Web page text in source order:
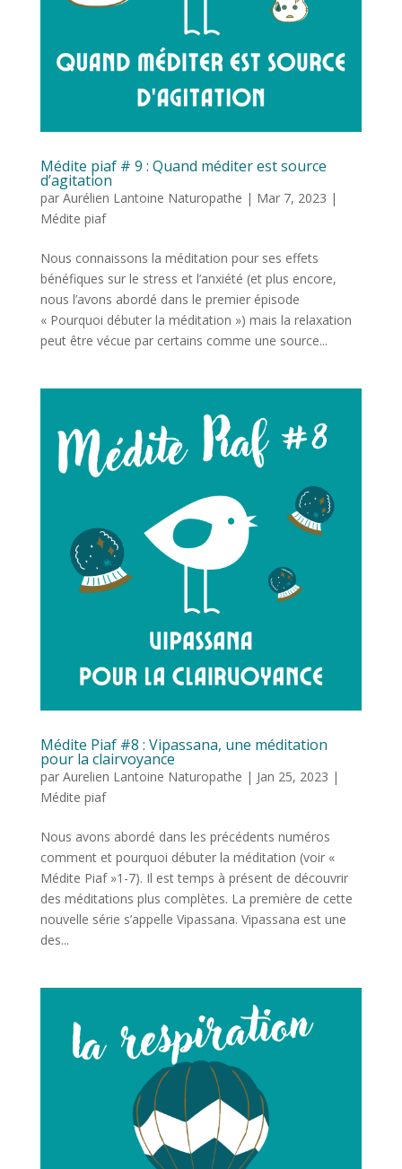
Médite piaf # 9 : Quand méditer est source
d’agitation
par Aurélien Lantoine Naturopathe | Mar 7, 2023 |
Médite piaf
Nous connaissons la méditation pour ses effets
bénéfiques sur le stress et l’anxiété (et plus encore,
nous l’avons abordé dans le premier épisode
« Pourquoi débuter la méditation ») mais la relaxation
peut être vécue par certains comme une source...
Médite Piaf #8 : Vipassana, une méditation
pour la clairvoyance
par Aurelien Lantoine Naturopathe | Jan 25, 2023 |
Médite piaf
Nous avons abordé dans les précédents numéros
comment et pourquoi débuter la méditation (voir «
Médite Piaf »1-7). Il est temps à présent de découvrir
des méditations plus complètes. La première de cette
nouvelle série s’appelle Vipassana. Vipassana est une
des...